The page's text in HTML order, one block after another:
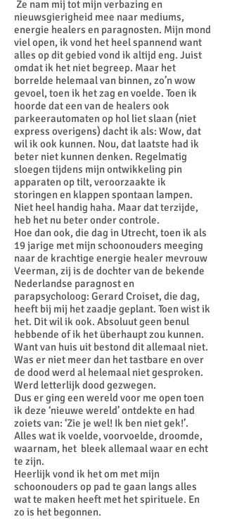
Ze nam mij tot mijn verbazing en
nieuwsgierigheid mee naar mediums,
energie healers en paragnosten. Mijn mond
viel open, ik vond het heel spannend want
alles op dit gebied vond ik altijd eng. Juist
omdat ik het niet begreep. Maar het
borrelde helemaal van binnen, zo’n wow
gevoel, toen ik het zag en voelde. Toen ik
hoorde dat een van de healers ook
parkeerautomaten op hol liet slaan (niet
express overigens) dacht ik als: Wow, dat
wil ik ook kunnen. Nou, dat laatste had ik
beter niet kunnen denken. Regelmatig
sloegen tijdens mijn ontwikkeling pin
apparaten op tilt, veroorzaakte ik
storingen en klappen spontaan lampen.
Niet heel handig haha. Maar dat terzijde,
heb het nu beter onder controle.
Hoe dan ook, die dag in Utrecht, toen ik als
19 jarige met mijn schoonouders meeging
naar de krachtige energie healer mevrouw
Veerman, zij is de dochter van de bekende
Nederlandse paragnost en
parapsycholoog: Gerard Croiset, die dag,
heeft bij mij het zaadje geplant. Toen wist ik
het. Dit wil ik ook. Absoluut geen benul
hebbende of ik het überhaupt zou kunnen.
Want van huis uit bestond dit allemaal niet.
Was er niet meer dan het tastbare en over
de dood werd al helemaal niet gesproken.
Werd letterlijk dood gezwegen.
Dus er ging een wereld voor me open toen
ik deze ‘nieuwe wereld’ ontdekte en had
zoiets van: ‘Zie je wel! Ik ben niet gek!’.
Alles wat ik voelde, voorvoelde, droomde,
waarnam, het bleek allemaal waar en echt
te zijn.
Heerlijk vond ik het om met mijn
schoonouders op pad te gaan langs alles
wat te maken heeft met het spirituele. En
zo is het begonnen.